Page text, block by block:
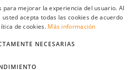
para mejorar la experiencia del usuario. Al
acepta todas las cookies de acuerdo
de cookies. Más información
NECESARIAS